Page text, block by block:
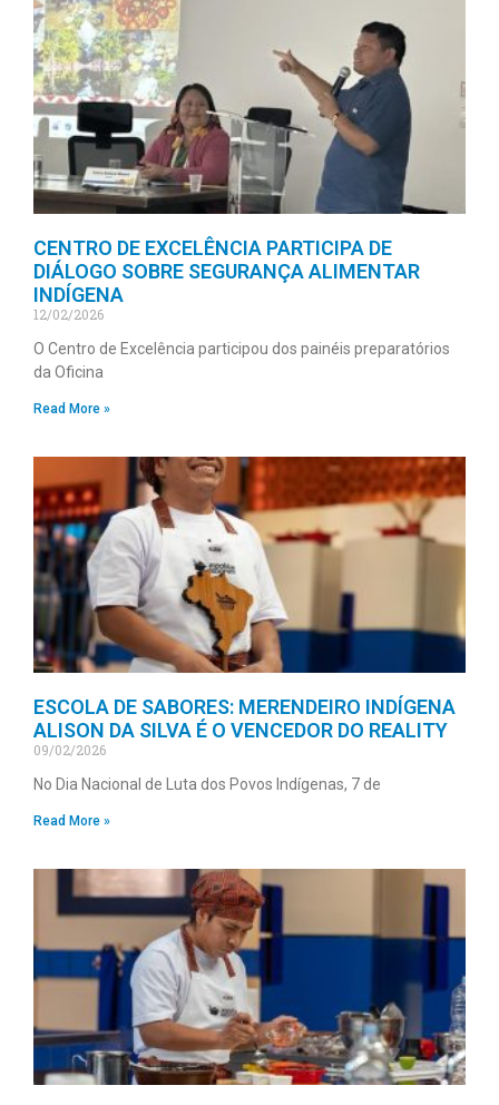
CENTRO DE EXCELÊNCIA PARTICIPA DE
DIÁLOGO SOBRE SEGURANÇA ALIMENTAR
INDÍGENA
12/02/2026
O Centro de Excelência participou dos painéis preparatórios
da Oficina
Read More »
ESCOLA DE SABORES: MERENDEIRO INDÍGENA
ALISON DA SILVA É O VENCEDOR DO REALITY
09/02/2026
No Dia Nacional de Luta dos Povos Indígenas, 7 de
Read More »